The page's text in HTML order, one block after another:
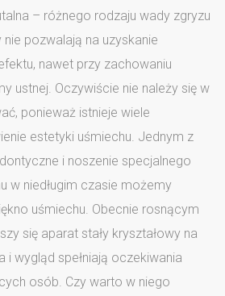
– różnego rodzaju wady zgryzu
pozwalają na uzyskanie
nawet przy zachowaniu
ustnej. Oczywiście nie należy się w
ponieważ istnieje wiele
estetyki uśmiechu. Jednym z
i noszenie specjalnego
w niedługim czasie możemy
uśmiechu. Obecnie rosnącym
się aparat stały kryształowy na
i wygląd spełniają oczekiwania
osób. Czy warto w niego